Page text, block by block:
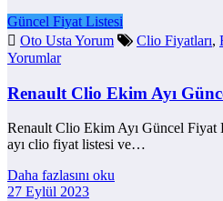
Güncel Fiyat Listesi
Oto Usta Yorum
Clio Fiyatları,
Yorumlar
Renault Clio Ekim Ayı
Renault Clio Ekim Ayı Güncel
ayı clio fiyat listesi ve…
Daha fazlasını oku
27 Eylül 2023